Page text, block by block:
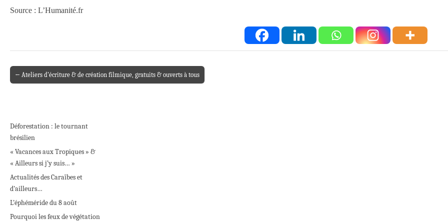
Source : L’Humanité.fr
Post navigation
← Ateliers d’écriture & de création filmique, gratuits & ouverts à tous
Déforestation : le tournant
brésilien
« Vacances aux Tropiques » &
« Ailleurs si j’y suis… »
Actualités des Caraïbes et
d’ailleurs…
L’éphéméride du 8 août
Pourquoi les feux de végétation